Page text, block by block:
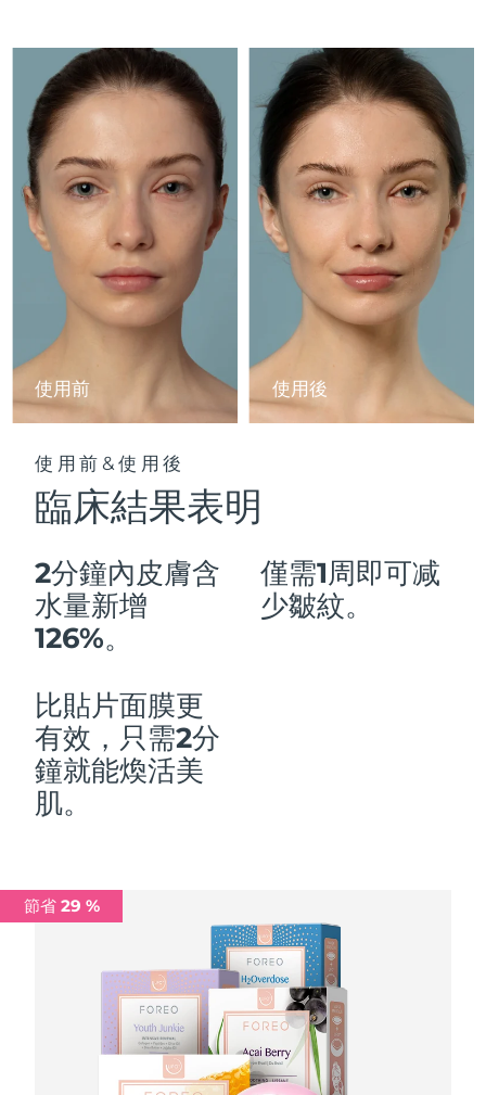
使用前 使用後
使用前&使用後
臨床結果表明
2分鐘內皮膚含
水量新增
126%。
僅需1周即可减
少皺紋。
比貼片面膜更
有效，只需2分
鐘就能煥活美
肌。
節省 29 %
ESPADA™ 設備
All acne treatment devices
眼部護理設備
All revitalizing eye massagers
KIWI™ 皮肤护理
Advanced pore care essentials
LUNA™ Dual-Peptide Scalp
Serum
For healthy hair
issa™ Teeth Whitening Gel
護膚品 男士
全部購買
FOREO APP
關於我們
曼島 預計送達日期 13/8/26
以色列 預計送達日期 15/8/26
義大利 預計送達日期11/8/26
日本 14/8/26
澤西島 預計送達日期16/8/26
哈薩克 預計送達日期
科威特 預計送達日期 11/8/26
盧森堡 預計送達日期11/8/26
中國澳門特別行政區
馬來西亞
馬爾他
墨西哥
荷蘭
預計送達日期
預計送達日期
預計送達日期